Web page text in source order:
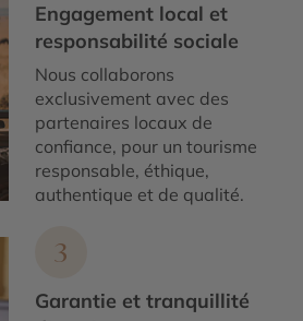
Engagement local et
responsabilité sociale
Nous collaborons
exclusivement avec des
partenaires locaux de
confiance, pour un tourisme
responsable, éthique,
authentique et de qualité.
3
Garantie et tranquillité